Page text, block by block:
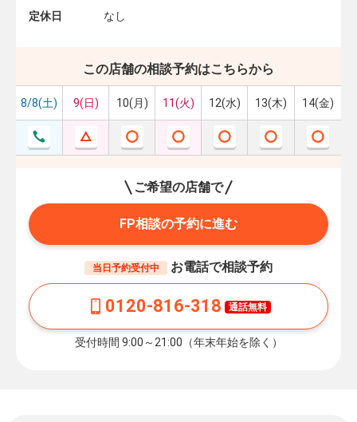
定休日 なし
この店舗の相談予約はこちらから
8/8(土) 9(日) 10(月) 11(火) 12(水) 13(木) 14(金)
ご希望の店舗で
FP相談の予約に進む
当日予約受付中 お電話で相談予約
0120-816-318 通話無料
受付時間 9:00～21:00（年末年始を除く）